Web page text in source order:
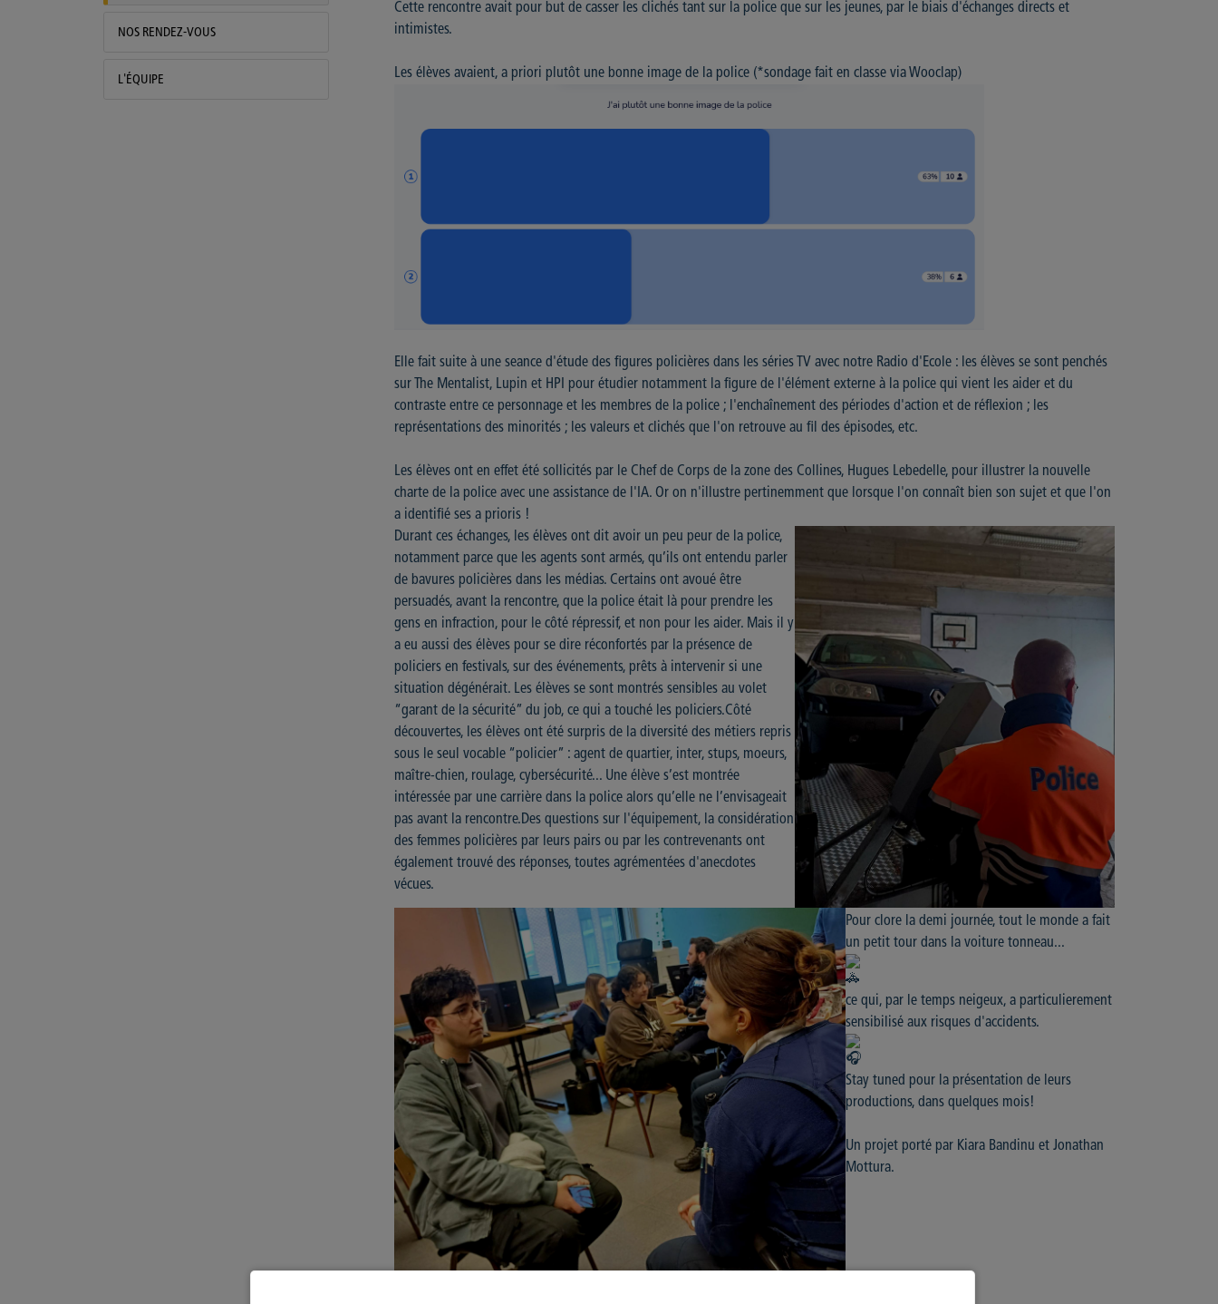
NOS RENDEZ-VOUS
L'ÉQUIPE
Cette rencontre avait pour but de casser les clichés tant sur la police que sur les jeunes, par le biais d'échanges directs et
intimistes.
Les élèves avaient, a priori plutôt une bonne image de la police (*sondage fait en classe via Wooclap)
Elle fait suite à une seance d'étude des figures policières dans les séries TV avec notre Radio d'Ecole : les élèves se sont penchés
sur The Mentalist, Lupin et HPI pour étudier notamment la figure de l'élément externe à la police qui vient les aider et du
contraste entre ce personnage et les membres de la police ; l'enchaînement des périodes d'action et de réflexion ; les
représentations des minorités ; les valeurs et clichés que l'on retrouve au fil des épisodes, etc.
Les élèves ont en effet été sollicités par le Chef de Corps de la zone des Collines, Hugues Lebedelle, pour illustrer la nouvelle
charte de la police avec une assistance de l'IA. Or on n'illustre pertinemment que lorsque l'on connaît bien son sujet et que l'on
a identifié ses a prioris !
Durant ces échanges, les élèves ont dit avoir un peu peur de la police,
notamment parce que les agents sont armés, qu’ils ont entendu parler
de bavures policières dans les médias. Certains ont avoué être
persuadés, avant la rencontre, que la police était là pour prendre les
gens en infraction, pour le côté répressif, et non pour les aider. Mais il y
a eu aussi des élèves pour se dire réconfortés par la présence de
policiers en festivals, sur des événements, prêts à intervenir si une
situation dégénérait. Les élèves se sont montrés sensibles au volet
“garant de la sécurité” du job, ce qui a touché les policiers.Côté
découvertes, les élèves ont été surpris de la diversité des métiers repris
sous le seul vocable “policier” : agent de quartier, inter, stups, moeurs,
maître-chien, roulage, cybersécurité... Une élève s’est montrée
intéressée par une carrière dans la police alors qu’elle ne l’envisageait
pas avant la rencontre.Des questions sur l'équipement, la considération
des femmes policières par leurs pairs ou par les contrevenants ont
également trouvé des réponses, toutes agrémentées d'anecdotes
vécues.
Pour clore la demi journée, tout le monde a fait
un petit tour dans la voiture tonneau...
ce qui, par le temps neigeux, a particulierement
sensibilisé aux risques d'accidents.
Stay tuned pour la présentation de leurs
productions, dans quelques mois!
Un projet porté par Kiara Bandinu et Jonathan
Mottura.